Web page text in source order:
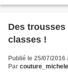
Des
classes !
Publié le 25/07/2016
Par couture_michele